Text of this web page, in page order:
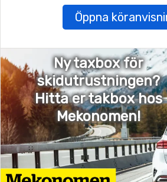
Öppna
Ny taxbox för
skidutrustningen?
Hitta er takbox hos
Mekonomen!